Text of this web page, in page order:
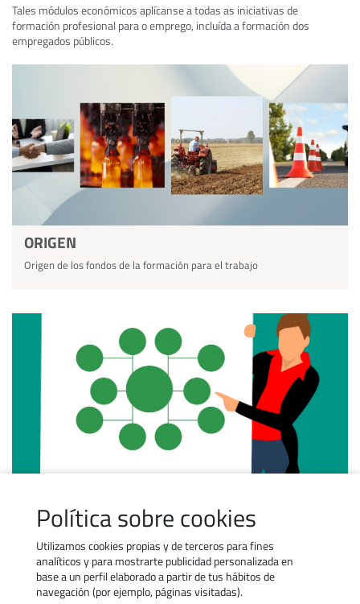
Política sobre cookies
Utilizamos cookies propias y de terceros para fines
analíticos y para mostrarte publicidad personalizada en
base a un perfil elaborado a partir de tus hábitos de
navegación (por ejemplo, páginas visitadas).
Tales módulos económicos aplícanse a todas as iniciativas de
formación profesional para o emprego, incluída a formación dos
empregados públicos.
ORIGEN
Origen de los fondos de la formación para el trabajo
Aplicación del presupuesto de la formación para el trabajo